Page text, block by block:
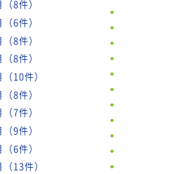
8件）
6件）
8件）
8件）
10件）
8件）
7件）
9件）
6件）
13件）